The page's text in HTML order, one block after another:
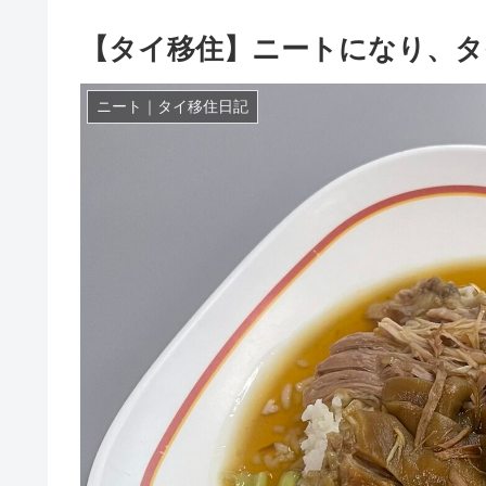
【タイ移住】ニートになり、
ニート｜タイ移住日記